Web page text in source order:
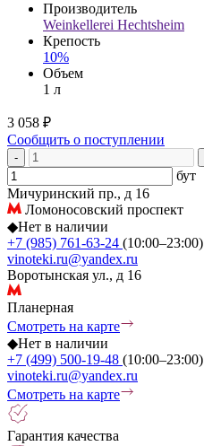
Производитель
Weinkellerei Hechtsheim
Крепость
10%
Объем
1 л
3 058 ₽
Сообщить о поступлении
-
бут
Мичуринский пр., д 16
Ломоносовский проспект
◆Нет в наличии
+7 (985) 761-63-24 (10:00–23:00)
vinoteki.ru@yandex.ru
Воротынская ул., д 16
Планерная
Смотреть на карте
◆Нет в наличии
+7 (499) 500-19-48 (10:00–23:00)
vinoteki.ru@yandex.ru
Смотреть на карте
Гарантия качества